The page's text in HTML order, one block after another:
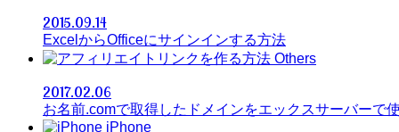
2015.09.14
ExcelからOfficeにサインインする方法
Others
2017.02.06
お名前.comで取得したドメインをエックスサーバーで
iPhone